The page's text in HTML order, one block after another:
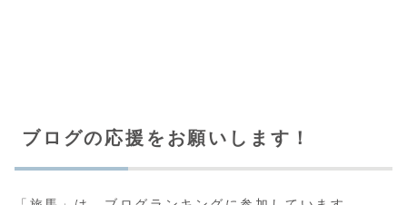
ブログの応援をお願いします！